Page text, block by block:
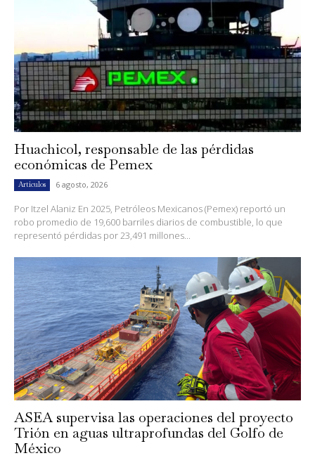
Huachicol, responsable de las pérdidas
económicas de Pemex
Artículos 6 agosto, 2026
Por Itzel Alaniz En 2025, Petróleos Mexicanos (Pemex) reportó un
robo promedio de 19,600 barriles diarios de combustible, lo que
representó pérdidas por 23,491 millones...
ASEA supervisa las operaciones del proyecto
Trión en aguas ultraprofundas del Golfo de
México